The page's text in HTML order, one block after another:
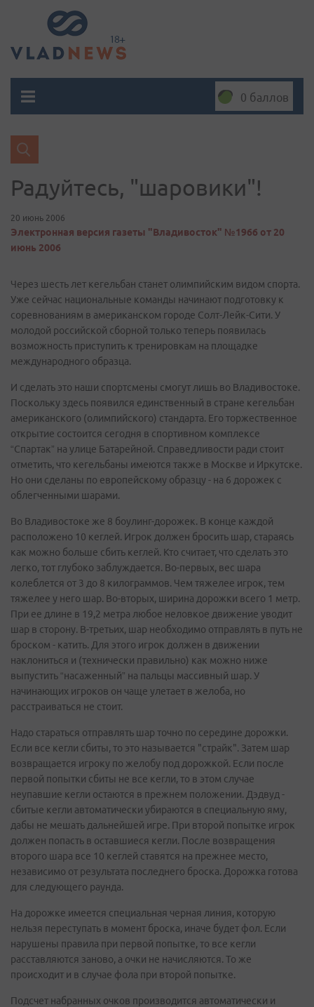
0 баллов
Радуйтесь, "шаровики"!
20 июнь 2006
Электронная версия газеты "Владивосток" №1966 от 20
июнь 2006
Через шесть лет кегельбан станет олимпийским видом спорта.
Уже сейчас национальные команды начинают подготовку к
соревнованиям в американском городе Солт-Лейк-Сити. У
молодой российской сборной только теперь появилась
возможность приступить к тренировкам на площадке
международного образца.
И сделать это наши спортсмены смогут лишь во Владивостоке.
Поскольку здесь появился единственный в стране кегельбан
американского (олимпийского) стандарта. Его торжественное
открытие состоится сегодня в спортивном комплексе
“Спартак” на улице Батарейной. Справедливости ради стоит
отметить, что кегельбаны имеются также в Москве и Иркутске.
Но они сделаны по европейскому образцу - на 6 дорожек с
облегченными шарами.
Во Владивостоке же 8 боулинг-дорожек. В конце каждой
расположено 10 кеглей. Игрок должен бросить шар, стараясь
как можно больше сбить кеглей. Кто считает, что сделать это
легко, тот глубоко заблуждается. Во-первых, вес шара
колеблется от 3 до 8 килограммов. Чем тяжелее игрок, тем
тяжелее у него шар. Во-вторых, ширина дорожки всего 1 метр.
При ее длине в 19,2 метра любое неловкое движение уводит
шар в сторону. В-третьих, шар необходимо отправлять в путь не
броском - катить. Для этого игрок должен в движении
наклониться и (технически правильно) как можно ниже
выпустить “насаженный” на пальцы массивный шар. У
начинающих игроков он чаще улетает в желоба, но
расстраиваться не стоит.
Надо стараться отправлять шар точно по середине дорожки.
Если все кегли сбиты, то это называется "страйк". Затем шар
возвращается игроку по желобу под дорожкой. Если после
первой попытки сбиты не все кегли, то в этом случае
неупавшие кегли остаются в прежнем положении. Дэдвуд -
сбитые кегли автоматически убираются в специальную яму,
дабы не мешать дальнейшей игре. При второй попытке игрок
должен попасть в оставшиеся кегли. После возвращения
второго шара все 10 кеглей ставятся на прежнее место,
независимо от результата последнего броска. Дорожка готова
для следующего раунда.
На дорожке имеется специальная черная линия, которую
нельзя переступать в момент броска, иначе будет фол. Если
нарушены правила при первой попытке, то все кегли
расставляются заново, а очки не начисляются. То же
происходит и в случае фола при второй попытке.
Подсчет набранных очков производится автоматически и